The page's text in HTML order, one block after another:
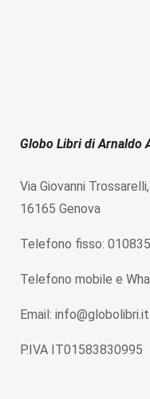
Globo Libri di Arnaldo
Via Giovanni
16165 Genova
Telefono fisso:
Telefono mobile e
Email: info@globolibri.it
P.IVA IT01583830995